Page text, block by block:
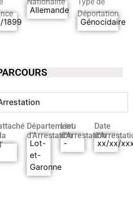
1899
Allemande
Déportation
Génocidaire
Département
d’Arrestation
Lot-
et-
Garonne
Lieu
d’Arrestation
-
Date
xx/xx/